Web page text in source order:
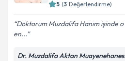
5 (3 Değerlendirme)
Doktorum Muzdalifa Hanım işinde
en...
Dr. Muzdalifa Aktan Muayenehanesi